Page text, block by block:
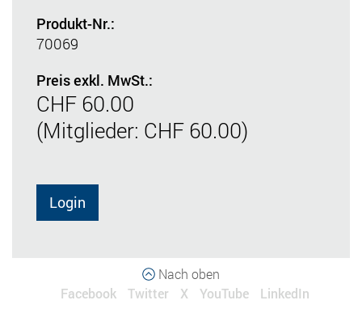
Produkt-Nr.:
70069
Preis exkl. MwSt.:
CHF 60.00
(Mitglieder: CHF 60.00)
Login
Nach oben
Facebook
Twitter X YouTube LinkedIn